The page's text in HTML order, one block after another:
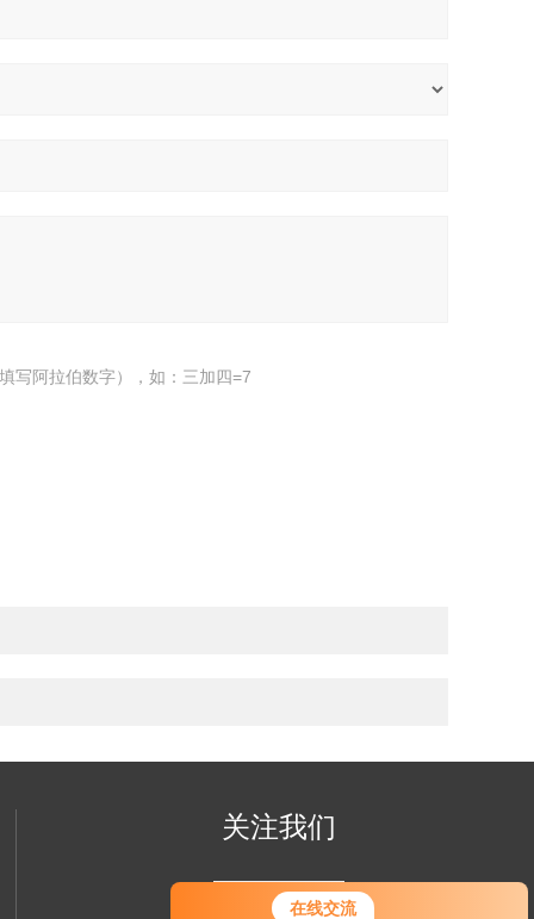
在线交流
您好！欢迎前来咨询，很高兴为您
写阿拉伯数字），如：三加四=7
关注我们